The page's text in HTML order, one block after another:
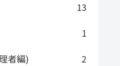
13
1
者編)
2